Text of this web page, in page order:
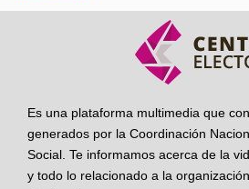
Es una plataforma multimedia que
generados por la Coordinación
Social. Te informamos acerca de la
y todo lo relacionado a la